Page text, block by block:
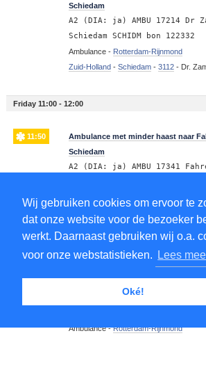
Wij gebruiken cookies om ervoor te
dat onze website voor de bezoeker
werkt. Daarnaast gebruiken wij o.a.
voor onze webstatistieken.
Lees
Oké!
Schiedam
A2 (DIA: ja) AMBU 17214 Dr
Schiedam SCHIDM bon 122332
Ambulance - Rotterdam-Rijnmond
Zuid-Holland- Schiedam- 3112- Dr.
Friday 11:00 - 12:00
11:50
Ambulance met minder haast naar
Schiedam
A2 (DIA: ja) AMBU 17341
Ambulance -Rotterdam-Rijnmond
Ambulance met spoed naar
A1 AMBU 17137
Ambulance -Rotterdam-Rijnmond